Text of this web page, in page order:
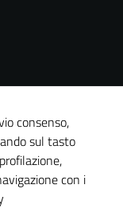
consenso,
sul tasto
con i